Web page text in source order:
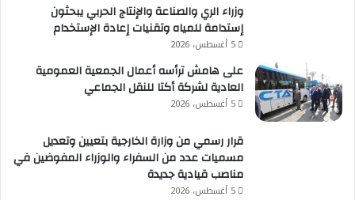
وزراء الري والصناعة والإنتاج الحربي يبحثون
إستدامة للمياه وتقنيات إعادة الإستخدام
5 أغسطس، 2026
على هامش ترأسه أعمال الجمعية العمومية
العادية لشركة أكتا للنقل الجماعي
5 أغسطس، 2026
قرار رسمي من وزارة الخارجية بتعيين وتعديل
مسميات عدد من السفراء والوزراء المفوضين في
مناصب قيادية جديدة
5 أغسطس، 2026